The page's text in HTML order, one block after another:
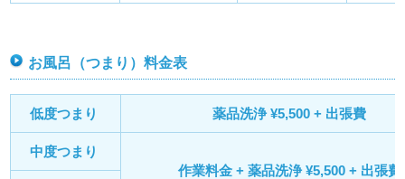
お風呂（つまり）料金表
低度つまり 薬品洗浄 ¥5,500 + 出張費
中度つまり
作業料金 + 薬品洗浄 ¥5,500 + 出張費